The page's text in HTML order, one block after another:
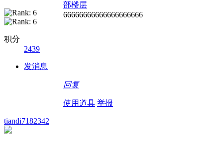
积分
2439
发消息
部楼层
66666666666666666666
回复
使用道具 举报
tiandi7182342